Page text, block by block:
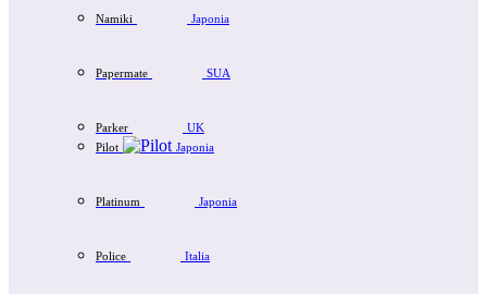
Namiki Japonia
Papermate SUA
Parker
UK
Pilot
Japonia
Platinum Japonia
Police Italia